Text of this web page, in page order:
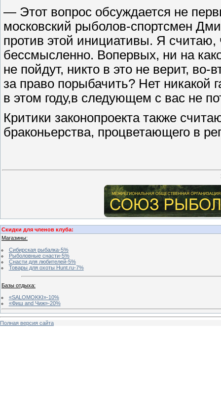
— Этот вопрос обсуждается не
московский рыболов-спортсмен
против этой инициативы. Я
бессмысленно. Вопервых, ни на
не пойдут, никто в это не верит,
за право порыбачить? Нет никакой
в этом году,в следующем с вас не
Критики законопроекта также
браконьерства, процветающего в
Скидки для членов клуба:
Магазины:
Сибирская рыбалка-5%
Рыболовные снасти-5%
Снасти для любителей-5%
Товары для охоты Hunt.ru-7%
Базы отдыха:
«SALOMOKKI»-10%
«Фиш and Чиж»-20%
Полная версия сайта